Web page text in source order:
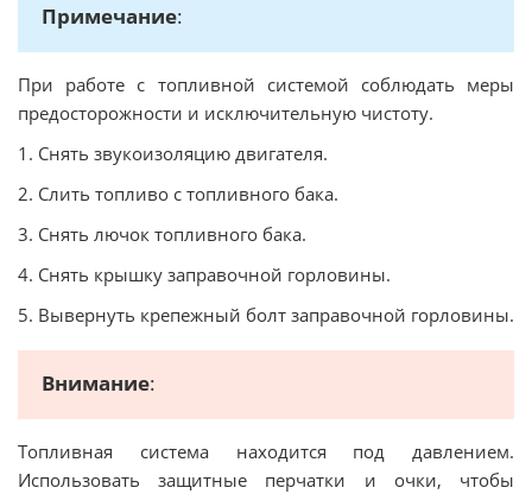
Примечание:
При работе с топливной системой соблюдать меры
предосторожности и исключительную чистоту.
1. Снять звукоизоляцию двигателя.
2. Слить топливо с топливного бака.
3. Снять лючок топливного бака.
4. Снять крышку заправочной горловины.
5. Вывернуть крепежный болт заправочной горловины.
Внимание:
Топливная система находится под давлением.
Использовать защитные перчатки и очки, чтобы